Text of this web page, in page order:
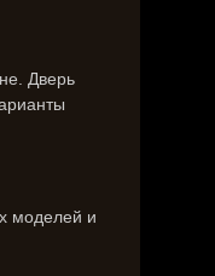
Дверь
моделей и